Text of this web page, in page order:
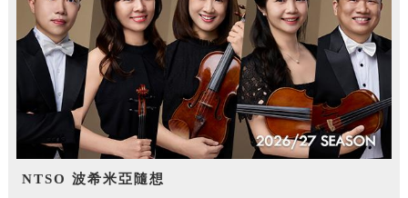
NTSO 波希米亞隨想